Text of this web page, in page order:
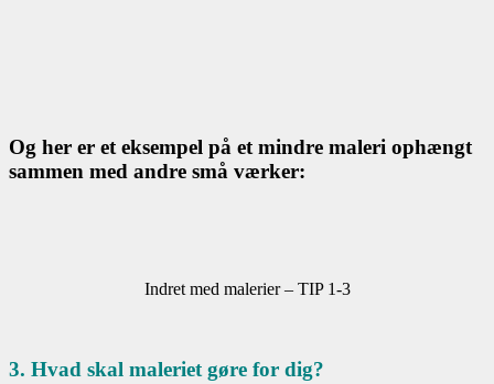
Og her er et eksempel på et mindre maleri ophængt
sammen med andre små værker:
Indret med malerier – TIP 1-3
3. Hvad skal maleriet gøre for dig?